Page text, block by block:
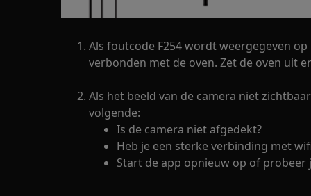
Als foutcode F254 wordt weergegeven
verbonden met de oven. Zet de oven uit
Als het beeld van de camera niet
volgende:
Is de camera niet afgedekt?
Heb je een sterke verbinding met
Start de app opnieuw op of probeer